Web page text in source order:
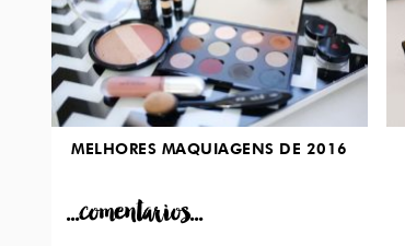
MELHORES MAQUIAGENS DE 2016
...comentarios...